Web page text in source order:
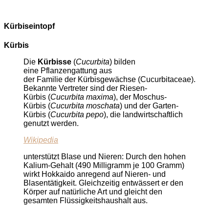
Kürbiseintopf
Kürbis
Die Kürbisse (Cucurbita) bilden
eine Pflanzengattung aus
der Familie der Kürbisgewächse (Cucurbitaceae).
Bekannte Vertreter sind der Riesen-
Kürbis (Cucurbita maxima), der Moschus-
Kürbis (Cucurbita moschata) und der Garten-
Kürbis (Cucurbita pepo), die landwirtschaftlich
genutzt werden.
Wikipedia
unterstützt Blase und Nieren: Durch den hohen
Kalium-Gehalt (490 Milligramm je 100 Gramm)
wirkt Hokkaido anregend auf Nieren- und
Blasentätigkeit. Gleichzeitig entwässert er den
Körper auf natürliche Art und gleicht den
gesamten Flüssigkeitshaushalt aus.